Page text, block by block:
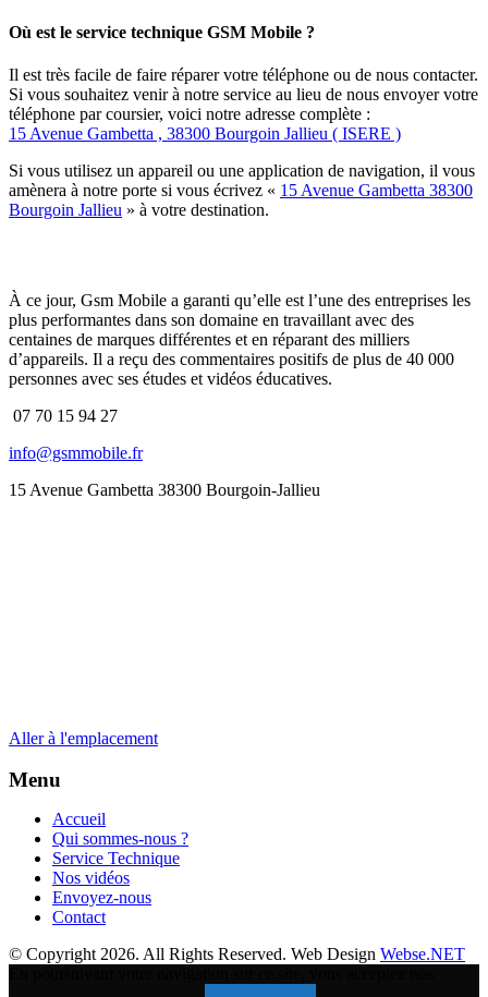
Où est le service technique GSM Mobile ?
Il est très facile de faire réparer votre téléphone ou de nous contacter.
Si vous souhaitez venir à notre service au lieu de nous envoyer votre
téléphone par coursier, voici notre adresse complète :
15 Avenue Gambetta , 38300 Bourgoin Jallieu ( ISERE )
Si vous utilisez un appareil ou une application de navigation, il vous
amènera à notre porte si vous écrivez « 15 Avenue Gambetta 38300
Bourgoin Jallieu » à votre destination.
À ce jour, Gsm Mobile a garanti qu’elle est l’une des entreprises les
plus performantes dans son domaine en travaillant avec des
centaines de marques différentes et en réparant des milliers
d’appareils. Il a reçu des commentaires positifs de plus de 40 000
personnes avec ses études et vidéos éducatives.
07 70 15 94 27
info@gsmmobile.fr
15 Avenue Gambetta 38300 Bourgoin-Jallieu
Aller à l'emplacement
Menu
Accueil
Qui sommes-nous ?
Service Technique
Nos vidéos
Envoyez-nous
Contact
© Copyright 2026. All Rights Reserved. Web Design Webse.NET